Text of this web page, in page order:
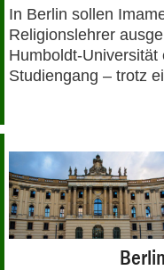
In Berlin sollen
Religionslehrer
Humboldt-
Studiengang – trotz